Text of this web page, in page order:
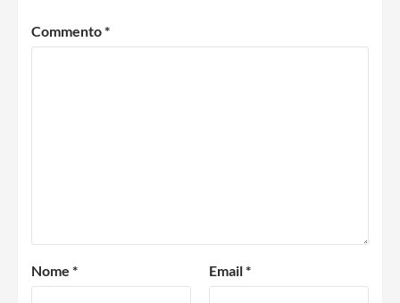
Commento*
Nome * Email*